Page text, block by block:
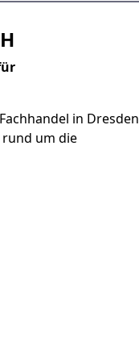
in Dresden
rund um die